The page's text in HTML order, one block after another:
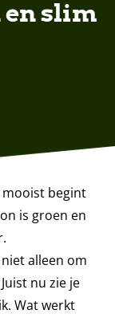
slim
mooist begint
is groen en
alleen om
nu zie je
Wat werkt